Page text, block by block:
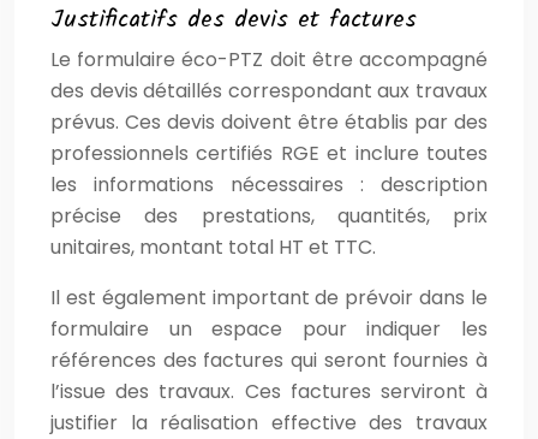
Justificatifs des devis et factures
Le formulaire éco-PTZ doit être accompagné
des devis détaillés correspondant aux travaux
prévus. Ces devis doivent être établis par des
professionnels certifiés RGE et inclure toutes
les informations nécessaires : description
précise des prestations, quantités, prix
unitaires, montant total HT et TTC.
Il est également important de prévoir dans le
formulaire un espace pour indiquer les
références des factures qui seront fournies à
l’issue des travaux. Ces factures serviront à
justifier la réalisation effective des travaux